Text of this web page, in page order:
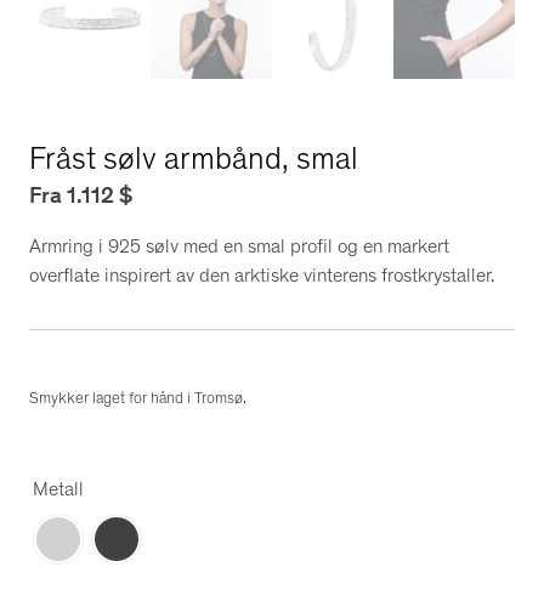
Fråst sølv armbånd, smal
Fra1.112$
Armring i 925 sølv med en smal profil og en markert
overflate inspirert av den arktiske vinterens frostkrystaller.
Smykker laget for hånd i Tromsø.
Metall